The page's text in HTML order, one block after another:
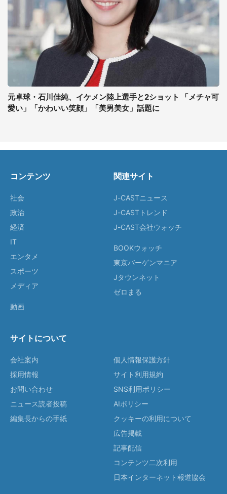
元卓球・石川佳純、イケメン陸上選手と2ショット 「メチャ可
愛い」「かわいい笑顔」「美男美女」話題に
コンテンツ
社会
政治
経済
IT
エンタメ
スポーツ
メディア
動画
関連サイト
J-CASTニュース
J-CASTトレンド
J-CAST会社ウォッチ
BOOKウォッチ
東京バーゲンマニア
Jタウンネット
ゼロまる
サイトについて
会社案内
採用情報
お問い合わせ
ニュース読者投稿
編集長からの手紙
個人情報保護方針
サイト利用規約
SNS利用ポリシー
AIポリシー
クッキーの利用について
広告掲載
記事配信
コンテンツ二次利用
日本インターネット報道協会